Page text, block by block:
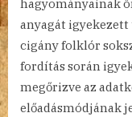
hagyományainak
anyagát
cigány folklór
fordítás során
megőrizve az
előadásmódjának